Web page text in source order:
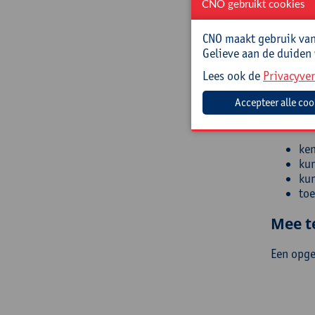
Mee
Een
CNO gebruikt cookies
CNO maakt gebruik
Gelieve aan de
Lees ook de